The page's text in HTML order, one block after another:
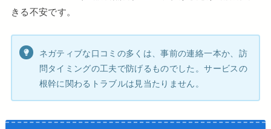
きる不安です。
ネガティブな口コミの多くは、事前の連絡一本か、訪
問タイミングの工夫で防げるものでした。サービスの
根幹に関わるトラブルは見当たりません。